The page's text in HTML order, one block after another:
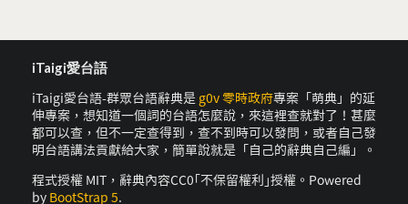
iTaigi愛台語
iTaigi愛台語-群眾台語辭典是 g0v 零時政府專案「萌典」的延
伸專案，想知道一個詞的台語怎麼說，來這裡查就對了！甚麼
都可以查，但不一定查得到，查不到時可以發問，或者自己發
明台語講法貢獻給大家，簡單說就是「自己的辭典自己編」。
程式授權 MIT，辭典內容CC0｢不保留權利｣授權。Powered
by BootStrap 5.